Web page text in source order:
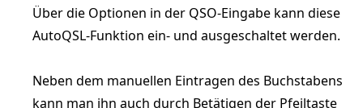
Über die Optionen in der QSO-Eingabe kann diese
AutoQSL-Funktion ein- und ausgeschaltet werden.
Neben dem manuellen Eintragen des Buchstabens
kann man ihn auch durch Betätigen der Pfeiltaste